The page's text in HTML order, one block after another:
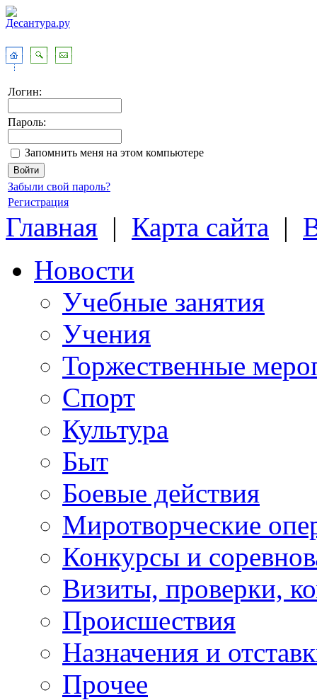
Логин:
Пароль:
Запомнить меня на этом компьютере
Забыли свой пароль?
Регистрация
Главная | Карта сайта |
Новости
Учебные занятия
Учения
Торжественные
Спорт
Культура
Быт
Боевые действия
Миротворческие
Конкурсы и
Визиты, проверки,
Происшествия
Назначения и
Прочее